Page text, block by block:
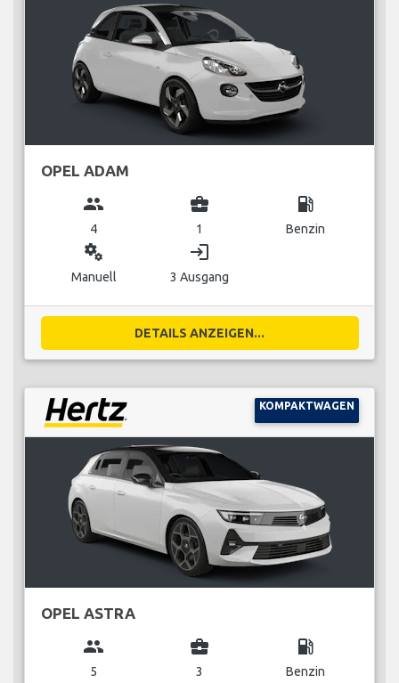
OPEL ADAM
group
4
business_center
1
local_gas_station
Benzin
miscellaneous_services
Manuell
login
3 Ausgang
DETAILS ANZEIGEN...
KOMPAKTWAGEN
OPEL ASTRA
group
5
business_center
3
local_gas_station
Benzin